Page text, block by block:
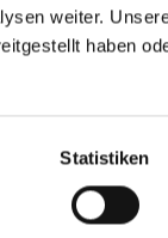
weiter.
haben
Statistiken